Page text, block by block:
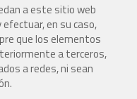
a este sitio web
en su caso,
que los elementos
a terceros,
a redes, ni sean